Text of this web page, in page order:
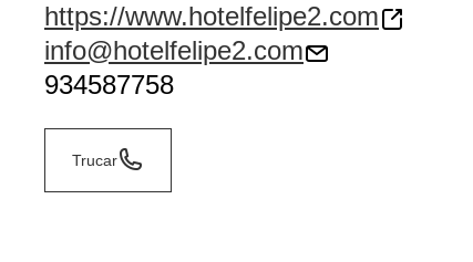
https://www.hotelfelipe2.com
info@hotelfelipe2.com
934587758
Trucar